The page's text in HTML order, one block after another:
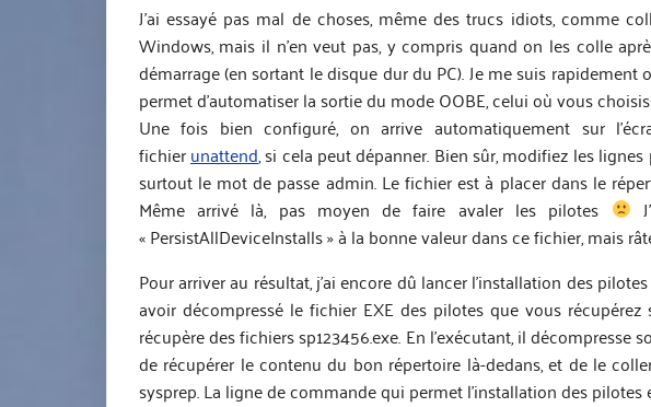
J’ai essayé pas mal de choses, même des trucs idiots, comme
Windows, mais il n’en veut pas, y compris quand on les colle
démarrage (en sortant le disque dur du PC). Je me suis
permet d’automatiser la sortie du mode OOBE, celui où vous
Une fois bien configuré, on arrive automatiquement sur
fichierunattend, si cela peut dépanner. Bien sûr, modifiez les
surtout le mot de passe admin. Le fichier est à placer dans le
Même arrivé là, pas moyen de faire avaler les pilotes
« PersistAllDeviceInstalls » à la bonne valeur dans ce fichier, mais
Pour arriver au résultat, j’ai encore dû lancer l’installation des
avoir décompressé le fichier EXE des pilotes que vous
récupère des fichiers sp123456.exe. En l’exécutant, il décompresse
de récupérer le contenu du bon répertoire là-dedans, et de le
sysprep. La ligne de commande qui permet l’installation des pilotes